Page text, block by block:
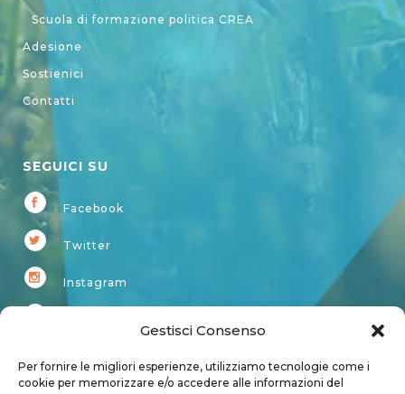
Gestisci Consenso
Per fornire le migliori esperienze, utilizziamo tecnologie come i
cookie per memorizzare e/o accedere alle informazioni del
Scuola di formazione politica CREA
Adesione
Sostienici
Contatti
SEGUICI SU
Facebook
Twitter
Instagram